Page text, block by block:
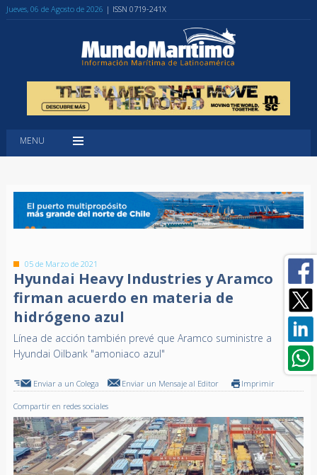
Jueves, 06 de Agosto de 2026 | ISSN 0719-241X
MENU
05 de Marzo de 2021
Hyundai Heavy Industries y Aramco
firman acuerdo en materia de
hidrógeno azul
Línea de acción también prevé que Aramco suministre a
Hyundai Oilbank "amoniaco azul"
Enviar a un Colega Enviar un Mensaje al Editor Imprimir
Compartir en redes sociales